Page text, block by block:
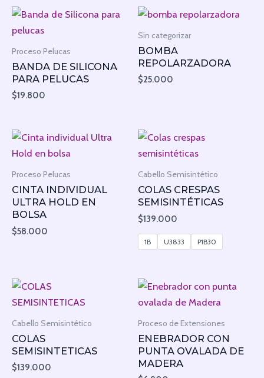
Proceso Pelucas
BANDA DE SILICONA
PARA PELUCAS
$19.800
Sin categorizar
BOMBA
REPOLARZADORA
$25.000
Proceso Pelucas
CINTA INDIVIDUAL
ULTRA HOLD EN
BOLSA
$58.000
Cabello Semisintético
COLAS CRESPAS
SEMISINTÉTICAS
$139.000
1B U3833 P1B30
Cabello Semisintético
COLAS
SEMISINTETICAS
$139.000
Proceso de Extensiones
ENEBRADOR CON
PUNTA OVALADA DE
MADERA